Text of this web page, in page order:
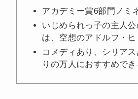
アカデミー賞6部門ノミ
いじめられっ子の主人
は、空想のアドルフ・
コメディあり、シリア
りの万人におすすめでき